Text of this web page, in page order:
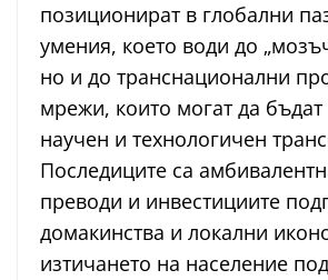
позиционират в глобални
умения, което води до
но и до транснационални
мрежи, които могат да бъдат
научен и технологичен
Последиците са
преводи и инвестициите
домакинства и локални
изтичането на население